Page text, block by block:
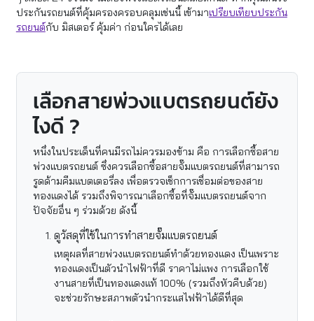
ประกันรถยนต์ที่คุ้มครองครอบคลุมเช่นนี้ เข้ามาเปรียบเทียบประกัน
รถยนต์กับ มิสเตอร์ คุ้มค่า ก่อนใครได้เลย
เลือกสายพ่วงแบตรถยนต์ยัง
ไงดี ?
หนึ่งในประเด็นที่คนมีรถไม่ควรมองข้าม คือ การเลือกซื้อสาย
พ่วงแบตรถยนต์ ซึ่งควรเลือกซื้อสายจั๊มแบตรถยนต์ที่สามารถ
รูดด้ามคีมแบตเตอรี่ลง เพื่อตรวจเช็กการเชื่อมต่อของสาย
ทองแดงได้ รวมถึงพิจารณาเลือกซื้อที่จั๊มแบตรถยนต์จาก
ปัจจัยอื่น ๆ ร่วมด้วย ดังนี้
ดูวัสดุที่ใช้ในการทำสายจั๊มแบตรถยนต์
เหตุผลที่สายพ่วงแบตรถยนต์ทำด้วยทองแดง เป็นเพราะ
ทองแดงเป็นตัวนำไฟฟ้าที่ดี ราคาไม่แพง การเลือกใช้
งานสายที่เป็นทองแดงแท้ 100% (รวมถึงหัวคีบด้วย)
จะช่วยรักษะสภาพตัวนำกระแสไฟฟ้าได้ดีที่สุด